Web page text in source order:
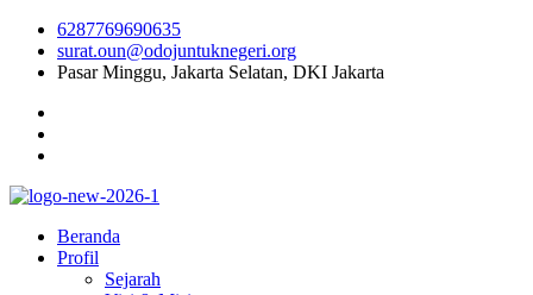
6287769690635
surat.oun@odojuntuknegeri.org
Pasar Minggu, Jakarta Selatan, DKI Jakarta
Beranda
Profil
Sejarah